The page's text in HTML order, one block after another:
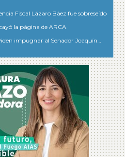
Fiscal Lázaro Báez fue sobreseído
la página de ARCA
impugnar al Senador Joaquín…